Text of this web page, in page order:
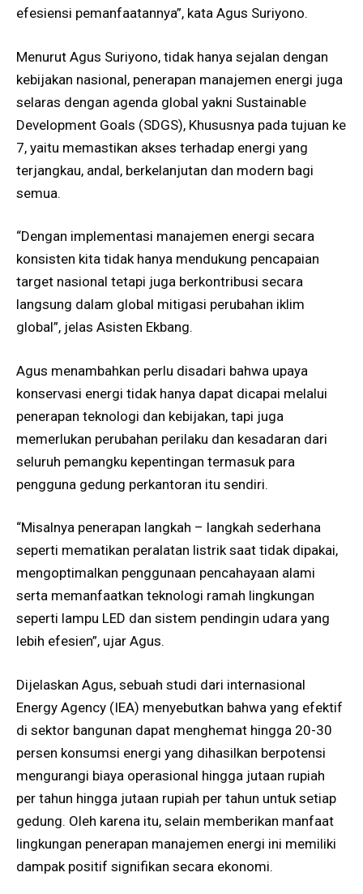
efesiensi pemanfaatannya”, kata Agus Suriyono.
Menurut Agus Suriyono, tidak hanya sejalan dengan
kebijakan nasional, penerapan manajemen energi juga
selaras dengan agenda global yakni Sustainable
Development Goals (SDGS), Khususnya pada tujuan ke
7, yaitu memastikan akses terhadap energi yang
terjangkau, andal, berkelanjutan dan modern bagi
semua.
“Dengan implementasi manajemen energi secara
konsisten kita tidak hanya mendukung pencapaian
target nasional tetapi juga berkontribusi secara
langsung dalam global mitigasi perubahan iklim
global”, jelas Asisten Ekbang.
Agus menambahkan perlu disadari bahwa upaya
konservasi energi tidak hanya dapat dicapai melalui
penerapan teknologi dan kebijakan, tapi juga
memerlukan perubahan perilaku dan kesadaran dari
seluruh pemangku kepentingan termasuk para
pengguna gedung perkantoran itu sendiri.
“Misalnya penerapan langkah – langkah sederhana
seperti mematikan peralatan listrik saat tidak dipakai,
mengoptimalkan penggunaan pencahayaan alami
serta memanfaatkan teknologi ramah lingkungan
seperti lampu LED dan sistem pendingin udara yang
lebih efesien”, ujar Agus.
Dijelaskan Agus, sebuah studi dari internasional
Energy Agency (IEA) menyebutkan bahwa yang efektif
di sektor bangunan dapat menghemat hingga 20-30
persen konsumsi energi yang dihasilkan berpotensi
mengurangi biaya operasional hingga jutaan rupiah
per tahun hingga jutaan rupiah per tahun untuk setiap
gedung. Oleh karena itu, selain memberikan manfaat
lingkungan penerapan manajemen energi ini memiliki
dampak positif signifikan secara ekonomi.